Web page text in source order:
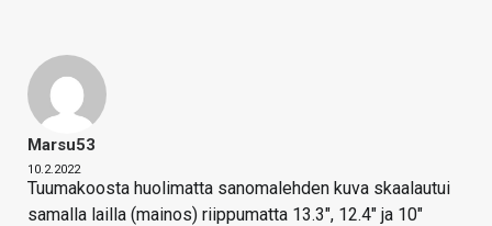
Marsu53
10.2.2022
Tuumakoosta huolimatta sanomalehden kuva skaalautui
samalla lailla (mainos) riippumatta 13.3", 12.4" ja 10"